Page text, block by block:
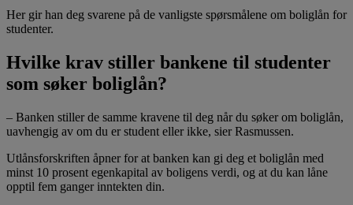
Her gir han deg svarene på de vanligste spørsmålene om boliglån for
studenter.
Hvilke krav stiller bankene til studenter
som søker boliglån?
– Banken stiller de samme kravene til deg når du søker om boliglån,
uavhengig av om du er student eller ikke, sier Rasmussen.
Utlånsforskriften åpner for at banken kan gi deg et boliglån med
minst 10 prosent egenkapital av boligens verdi, og at du kan låne
opptil fem ganger inntekten din.